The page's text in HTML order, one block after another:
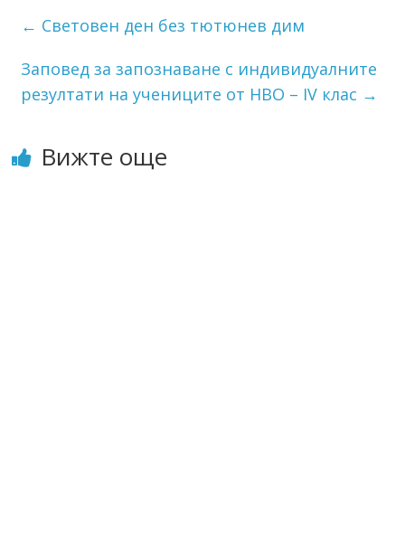
← Световен ден без тютюнев дим
Заповед за запознаване с индивидуалните
резултати на учениците от НВО – ІV клас →
Вижте още